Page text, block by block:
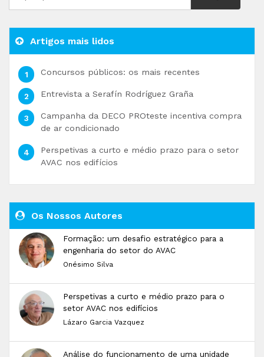
Artigos mais lidos
Concursos públicos: os mais recentes
Entrevista a Serafín Rodríguez Graña
Campanha da DECO PROteste incentiva compra
de ar condicionado
Perspetivas a curto e médio prazo para o setor
AVAC nos edifícios
Os Nossos Autores
Formação: um desafio estratégico para a
engenharia do setor do AVAC
Onésimo Silva
Perspetivas a curto e médio prazo para o
setor AVAC nos edifícios
Lázaro Garcia Vazquez
Análise do funcionamento de uma unidade